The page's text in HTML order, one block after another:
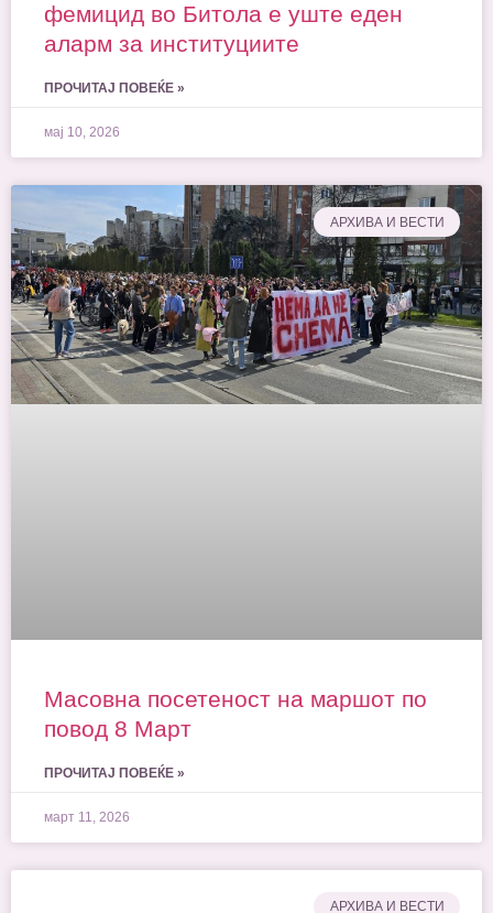
фемицид во Битола е уште еден
аларм за институциите
ПРОЧИТАЈ ПОВЕЌЕ »
мај 10, 2026
AРХИВА И ВЕСТИ
Масовна посетеност на маршот по
повод 8 Март
ПРОЧИТАЈ ПОВЕЌЕ »
март 11, 2026
AРХИВА И ВЕСТИ